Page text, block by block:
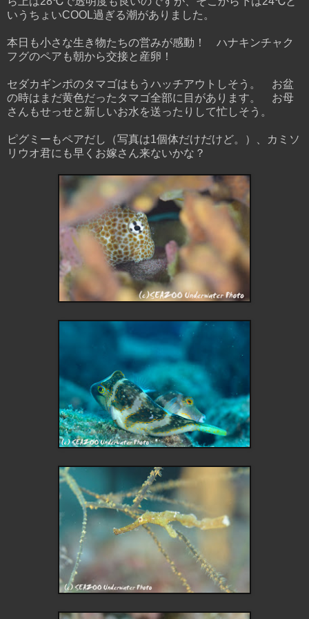
いうちょいCOOL過ぎる潮がありました。
本日も小さな生き物たちの営みが感動！ ハナキンチャク
フグのペアも朝から交接と産卵！
セダカギンポのタマゴはもうハッチアウトしそう。 お盆
の時はまだ黄色だったタマゴ全部に目があります。 お母
さんもせっせと新しいお水を送ったりして忙しそう。
ピグミーもペアだし（写真は1個体だけだけど。）、カミソ
リウオ君にも早くお嫁さん来ないかな？